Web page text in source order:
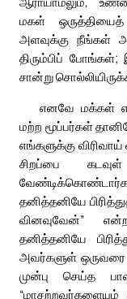
மகள் ஒருத்தியைத்
அளவுக்கு நீங்கள்
திரும்பிப்
சான்று
எனவே மக்கள்
மற்ற மூப்பர்கள்
எங்களுக்கு விரிவாய்
சிறப்பை
தனித்தனியே
வினவுவேன்”
தனித்தனியே
அவர்களுள்
முன்பு செய்த
“மாசற்றவர்களையும்